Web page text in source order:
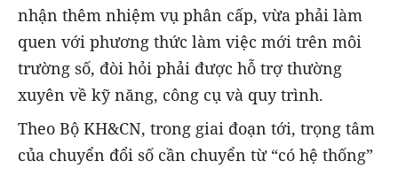
nhận thêm nhiệm vụ phân cấp, vừa phải làm
quen với phương thức làm việc mới trên môi
trường số, đòi hỏi phải được hỗ trợ thường
xuyên về kỹ năng, công cụ và quy trình.
Theo Bộ KH&CN, trong giai đoạn tới, trọng tâm
của chuyển đổi số cần chuyển từ “có hệ thống”